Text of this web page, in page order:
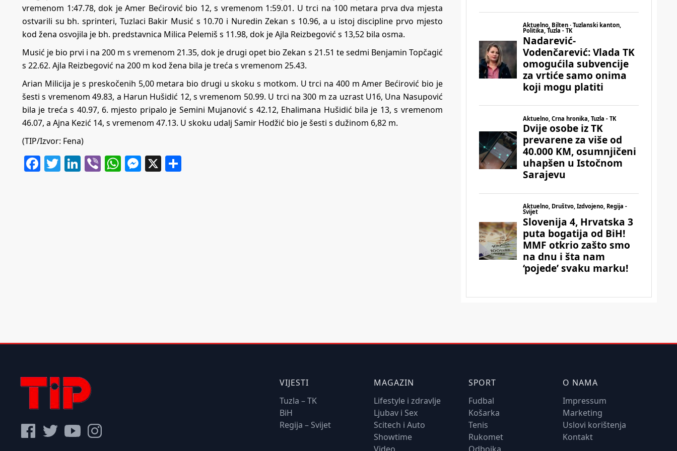
vremenom 1:47.78, dok je Amer Bećirović bio 12, s vremenom 1:59.01. U trci na 100 metara prva dva mjesta
ostvarili su bh. sprinteri, Tuzlaci Bakir Musić s 10.70 i Nuredin Zekan s 10.96, a u istoj discipline prvo mjesto
kod žena osvojila je bh. predstavnica Milica Pelemiš s 11.98, dok je Ajla Reizbegović s 13,52 bila osma.
Musić je bio prvi i na 200 m s vremenom 21.35, dok je drugi opet bio Zekan s 21.51 te sedmi Benjamin Topčagić
s 22.62. Ajla Reizbegović na 200 m kod žena bila je treća s vremenom 25.43.
Arian Milicija je s preskočenih 5,00 metara bio drugi u skoku s motkom. U trci na 400 m Amer Bećirović bio je
šesti s vremenom 49.83, a Harun Hušidić 12, s vremenom 50.99. U trci na 300 m za uzrast U16, Una Nasupović
bila je treća s 40.97, 6. mjesto pripalo je Semini Mujanović s 42.12, Ehalimana Hušidić bila je 13, s vremenom
46.07, a Ajna Kezić 14, s vremenom 47.13. U skoku udalj Samir Hodžić bio je šesti s dužinom 6,82 m.
(TIP/Izvor: Fena)
Facebook
Twitter
LinkedIn
ViberWhatsApp
Messenger
X
VIJESTI
Tuzla – TK
BiH
Regija – Svijet
MAGAZIN
Lifestyle i zdravlje
Ljubav i Sex
Scitech i Auto
Showtime
Video
SPORT
Fudbal
Košarka
Tenis
Rukomet
Odbojka
O NAMA
Impressum
Marketing
Uslovi korištenja
Kontakt